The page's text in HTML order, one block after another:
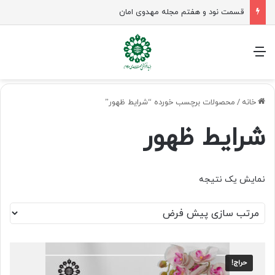
قسمت نود و هفتم مجله مهدوی امان
منو
خانه / محصولات برچسب خورده “شرایط ظهور”
شرایط ظهور
نمایش یک نتیجه
حراج!